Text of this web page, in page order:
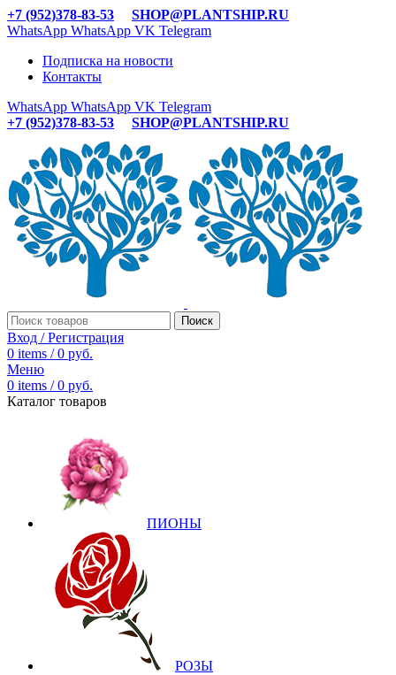
+7 (952)378-83-53
SHOP@PLANTSHIP.RU
WhatsApp WhatsApp VK Telegram
Подписка на новости
Контакты
WhatsApp WhatsApp VK Telegram
+7 (952)378-83-53
SHOP@PLANTSHIP.RU
Поиск
Вход / Регистрация
0 items / 0 руб.
Меню
0 items / 0 руб.
Каталог товаров
ПИОНЫ
РОЗЫ